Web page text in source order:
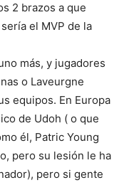
2 brazos a que
el MVP de la
más, y jugadores
o Laveurgne
equipos. En Europa
de Udoh ( o que
él, Patric Young
pero su lesión le ha
pero si gente